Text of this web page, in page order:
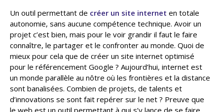
Un outil permettant de créer un site internet en totale
autonomie, sans aucune compétence technique. Avoir un
projet c’est bien, mais pour le voir grandir il faut le faire
connaître, le partager et le confronter au monde. Quoi de
mieux pour cela que de créer un site internet optimisé
pour le référencement Google ? Aujourd’hui, internet est
un monde parallèle au nôtre où les frontières et la distance
sont banalisées. Combien de projets, de talents et
d’innovations se sont fait repérer sur le net ? Preuve que